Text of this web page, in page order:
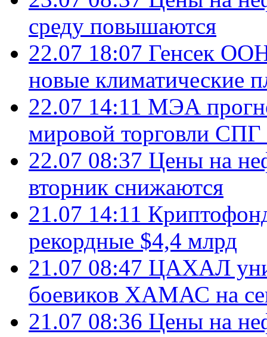
среду повышаются
22.07 18:07 Генсек ООН
новые климатические
22.07 14:11 МЭА
мировой торговли СПГ
22.07 08:37 Цены на
вторник снижаются
21.07 14:11
рекордные $4,4 млрд
21.07 08:47 ЦАХАЛ
боевиков ХАМАС на
21.07 08:36 Цены на